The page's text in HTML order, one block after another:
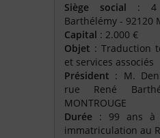
Siège social : 4
Barthélémy - 92120
Capital : 2.000 €
Objet : Traduction
et services associés
Président : M.
rue René
MONTROUGE
Durée : 99 ans à
immatriculation au